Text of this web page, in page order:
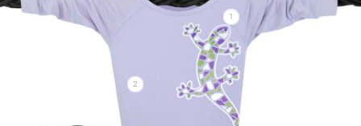
1
2